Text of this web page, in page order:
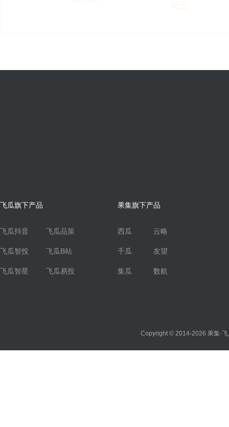
飞瓜旗下产品
飞瓜抖音 飞瓜品策
飞瓜智投 飞瓜B站
飞瓜智星 飞瓜易投
果集旗下产品
西瓜 云略
千瓜 友望
集瓜 数航
Copyright © 2014-2026 果集·